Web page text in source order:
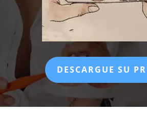
DESCARGUE SU